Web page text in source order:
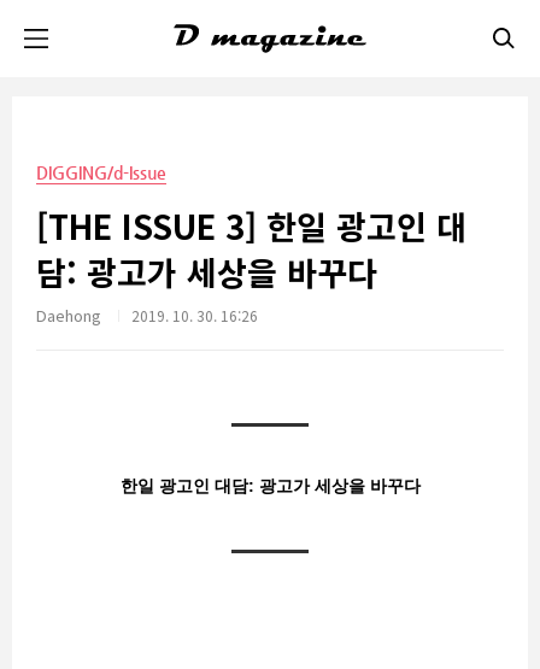
DIGGING/d-Issue
[THE ISSUE 3] 한일 광고인 대
담: 광고가 세상을 바꾸다
Daehong 2019. 10. 30. 16:26
한일 광고인 대담: 광고가 세상을 바꾸다